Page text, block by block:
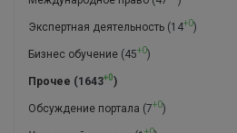
Экспертная деятельность (14+0)
Бизнес обучение (45+0)
Прочее (1643+0)
Обсуждение портала (7+0)